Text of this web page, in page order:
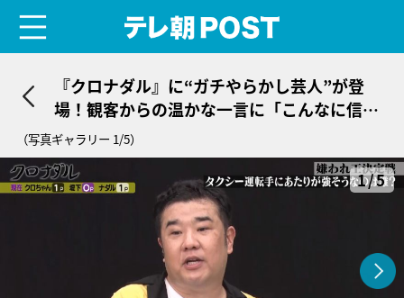
『クロナダル』に“ガチやらかし芸人”が登
場！観客からの温かな一言に「こんなに信用
されるんだ」と動揺
（写真ギャラリー 1/5）
1/5